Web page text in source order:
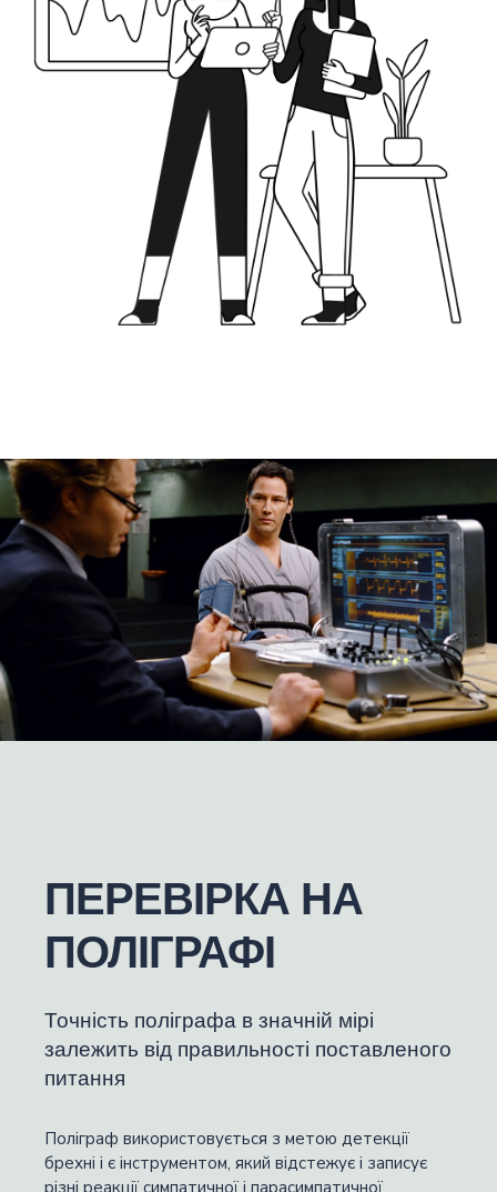
ПЕРЕВІРКА НА
ПОЛІГРАФІ
Точність поліграфа в значній мірі
залежить від правильності поставленого
питання
Поліграф використовується з метою детекції
брехні і є інструментом, який відстежує і записує
різні реакції симпатичної і парасимпатичної